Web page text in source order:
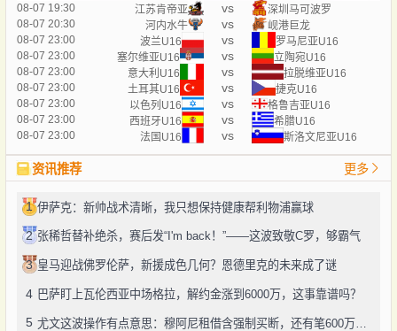
08-07 19:30 江苏肯帝亚 vs
深圳马可波罗
08-07 20:30
河内水牛 vs
岘港巨龙
08-07 23:00
波兰U16 vs
罗马尼亚U16
08-07 23:00
塞尔维亚U16 vs
立陶宛U16
08-07 23:00
意大利U16 vs
拉脱维亚U16
08-07 23:00
土耳其U16 vs
捷克U16
08-07 23:00
以色列U16 vs
格鲁吉亚U16
08-07 23:00
西班牙U16 vs
希腊U16
08-07 23:00
法国U16 vs 斯洛文尼亚U16
资讯推荐 更多
1 伊萨克：新帅战术清晰，我只想保持健康帮利物浦赢球
2 张稀哲替补绝杀，赛后发“I'm back！”——这波致敬C罗，够霸气
3 皇马迎战佛罗伦萨，新援成色几何？恩德里克的未来成了谜
4 巴萨盯上瓦伦西亚中场格拉，解约金涨到6000万，这事靠谱吗？
5